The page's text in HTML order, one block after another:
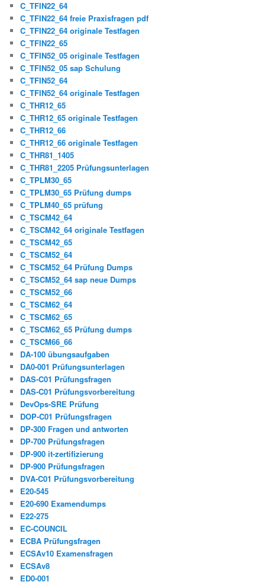
C_TFIN22_64
C_TFIN22_64 freie Praxisfragen pdf
C_TFIN22_64 originale Testfagen
C_TFIN22_65
C_TFIN52_05 originale Testfagen
C_TFIN52_05 sap Schulung
C_TFIN52_64
C_TFIN52_64 originale Testfagen
C_THR12_65
C_THR12_65 originale Testfagen
C_THR12_66
C_THR12_66 originale Testfagen
C_THR81_1405
C_THR81_2205 Prüfungsunterlagen
C_TPLM30_65
C_TPLM30_65 Prüfung dumps
C_TPLM40_65 prüfung
C_TSCM42_64
C_TSCM42_64 originale Testfagen
C_TSCM42_65
C_TSCM52_64
C_TSCM52_64 Prüfung Dumps
C_TSCM52_64 sap neue Dumps
C_TSCM52_66
C_TSCM62_64
C_TSCM62_65
C_TSCM62_65 Prüfung dumps
C_TSCM66_66
DA-100 übungsaufgaben
DA0-001 Prüfungsunterlagen
DAS-C01 Prüfungsfragen
DAS-C01 Prüfungsvorbereitung
DevOps-SRE Prüfung
DOP-C01 Prüfungsfragen
DP-300 Fragen und antworten
DP-700 Prüfungsfragen
DP-900 it-zertifizierung
DP-900 Prüfungsfragen
DVA-C01 Prüfungsvorbereitung
E20-545
E20-690 Examendumps
E22-275
EC-COUNCIL
ECBA Prüfungsfragen
ECSAv10 Examensfragen
ECSAv8
ED0-001